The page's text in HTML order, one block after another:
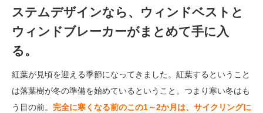
ステムデザインなら、ウィンドベストと
ウィンドブレーカーがまとめて手に入
る。
紅葉が見頃を迎える季節になってきました。紅葉するということ
は落葉樹が冬の準備を始めているということ。つまり寒い冬はも
う目の前。 完全に寒くなる前のこの1～2か月は、サイクリングに